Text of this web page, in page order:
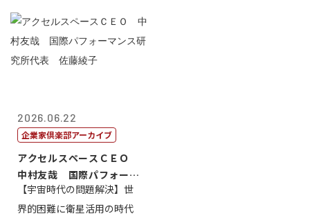
2026.06.22
企業家倶楽部アーカイブ
アクセルスペースＣＥＯ
中村友哉 国際パフォーマ
ンス研究所代...
【宇宙時代の問題解決】世
界的困難に衛星活用の時代